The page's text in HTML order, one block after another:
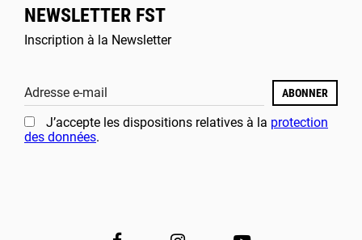
NEWSLETTER FST
Inscription à la Newsletter
Adresse e-mail ABONNER
J’accepte les dispositions relatives à la protection
des données.